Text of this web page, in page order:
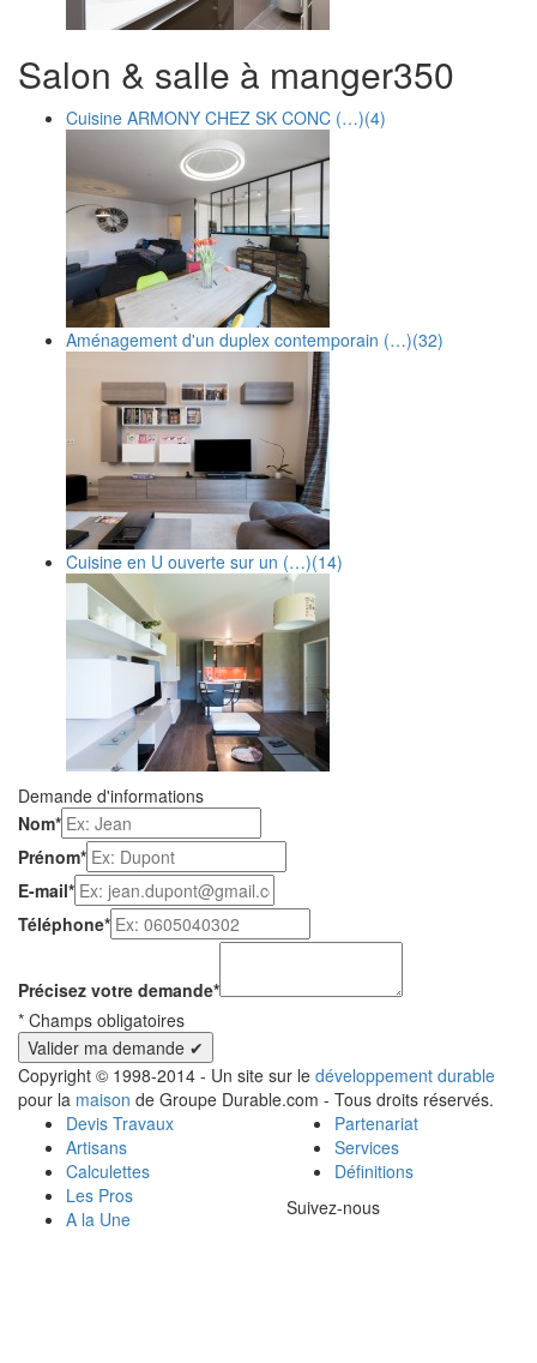
Salon & salle à manger350
Cuisine ARMONY CHEZ SK CONC (…)(4)
Aménagement d'un duplex contemporain (…)(32)
Cuisine en U ouverte sur un (…)(14)
Demande d'informations
Nom*
Prénom*
E-mail*
Téléphone*
Précisez votre demande*
* Champs obligatoires
Copyright © 1998-2014 - Un site sur le développement durable
pour la maison de Groupe Durable.com - Tous droits réservés.
Devis Travaux
Artisans
Calculettes
Les Pros
A la Une
Partenariat
Services
Définitions
Suivez-nous